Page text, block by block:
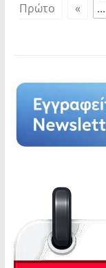
Πρώτο
« ...